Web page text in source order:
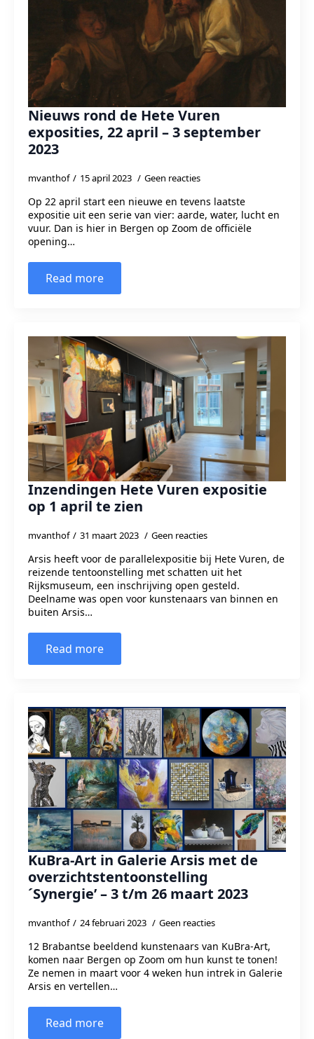
Nieuws rond de Hete Vuren
exposities, 22 april – 3 september
2023
mvanthof 15 april 2023 Geen reacties
Op 22 april start een nieuwe en tevens laatste
expositie uit een serie van vier: aarde, water, lucht en
vuur. Dan is hier in Bergen op Zoom de officiële
opening…
Read more
Inzendingen Hete Vuren expositie
op 1 april te zien
mvanthof 31 maart 2023 Geen reacties
Arsis heeft voor de parallelexpositie bij Hete Vuren, de
reizende tentoonstelling met schatten uit het
Rijksmuseum, een inschrijving open gesteld.
Deelname was open voor kunstenaars van binnen en
buiten Arsis…
Read more
KuBra-Art in Galerie Arsis met de
overzichtstentoonstelling
´Synergie’ – 3 t/m 26 maart 2023
mvanthof 24 februari 2023 Geen reacties
12 Brabantse beeldend kunstenaars van KuBra-Art,
komen naar Bergen op Zoom om hun kunst te tonen!
Ze nemen in maart voor 4 weken hun intrek in Galerie
Arsis en vertellen…
Read more